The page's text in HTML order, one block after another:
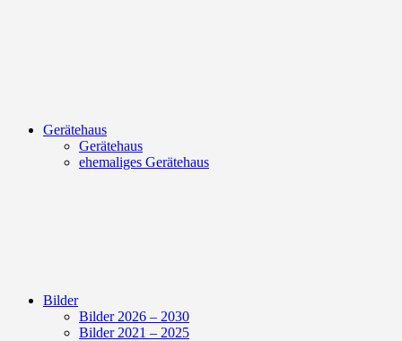
Gerätehaus
Gerätehaus
ehemaliges Gerätehaus
Bilder
Bilder 2026 – 2030
Bilder 2021 – 2025